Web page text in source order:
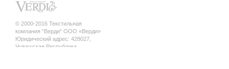
© 2000-2016 Текстильная
компания “Верди” ООО «Верди»
Юридический адрес: 428027,
Чувашская Республика,